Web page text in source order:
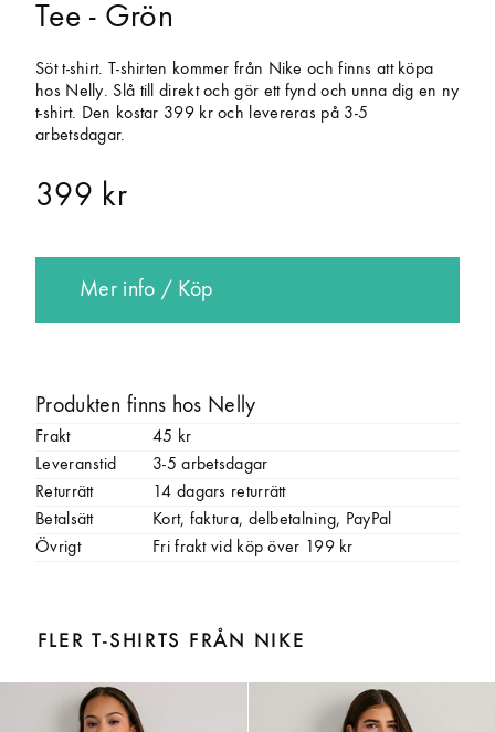
Tee - Grön
Söt t-shirt. T-shirten kommer från Nike och finns att köpa
hos Nelly. Slå till direkt och gör ett fynd och unna dig en ny
t-shirt. Den kostar 399 kr och levereras på 3-5
arbetsdagar.
399 kr
Mer info / Köp
Produkten finns hos Nelly
Frakt
45 kr
Leveranstid
3-5 arbetsdagar
Returrätt
14 dagars returrätt
Betalsätt
Kort, faktura, delbetalning, PayPal
Övrigt
Fri frakt vid köp över 199 kr
FLER T-SHIRTS FRÅN NIKE